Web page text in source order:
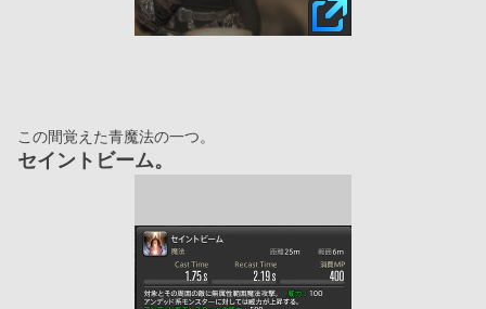
この間覚えた青魔法の一つ。
セイントビーム。